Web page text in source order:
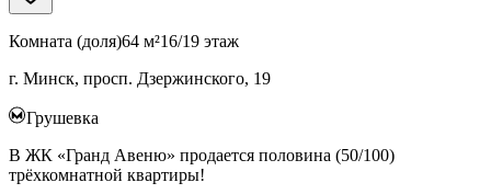
Комната (доля)64 м²16/19 этаж
г. Минск, просп. Дзержинского, 19
Грушевка
В ЖК «Гранд Авеню» продается половина (50/100)
трёхкомнатной квартиры!